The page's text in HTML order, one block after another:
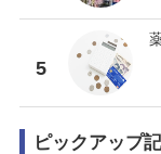
5
ピックアップ